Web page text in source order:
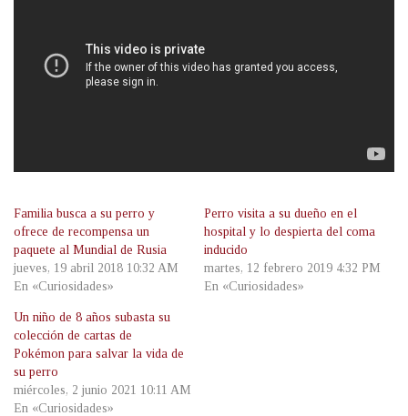
Familia busca a su perro y
ofrece de recompensa un
paquete al Mundial de Rusia
jueves, 19 abril 2018 10:32 AM
En «Curiosidades»
Perro visita a su dueño en el
hospital y lo despierta del coma
inducido
martes, 12 febrero 2019 4:32 PM
En «Curiosidades»
Un niño de 8 años subasta su
colección de cartas de
Pokémon para salvar la vida de
su perro
miércoles, 2 junio 2021 10:11 AM
En «Curiosidades»